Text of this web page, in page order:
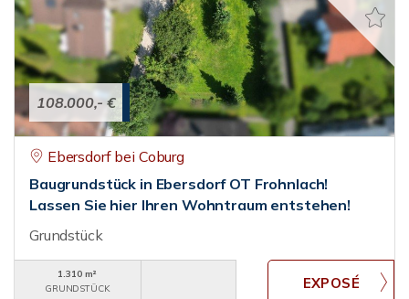
108.000,- €
Ebersdorf bei Coburg
Baugrundstück in Ebersdorf OT Frohnlach!
Lassen Sie hier Ihren Wohntraum entstehen!
Grundstück
1.310 m²
GRUNDSTÜCK